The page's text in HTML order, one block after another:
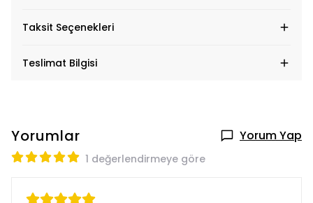
Taksit Seçenekleri
Teslimat Bilgisi
Yorumlar Yorum Yap
1 değerlendirmeye göre